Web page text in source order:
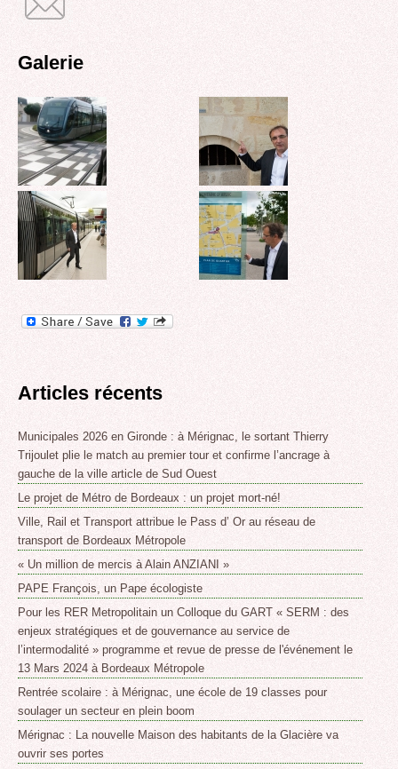
Galerie
Articles récents
Municipales 2026 en Gironde : à Mérignac, le sortant Thierry
Trijoulet plie le match au premier tour et confirme l’ancrage à
gauche de la ville article de Sud Ouest
Le projet de Métro de Bordeaux : un projet mort-né!
Ville, Rail et Transport attribue le Pass d’ Or au réseau de
transport de Bordeaux Métropole
« Un million de mercis à Alain ANZIANI »
PAPE François, un Pape écologiste
Pour les RER Metropolitain un Colloque du GART « SERM : des
enjeux stratégiques et de gouvernance au service de
l’intermodalité » programme et revue de presse de l'événement le
13 Mars 2024 à Bordeaux Métropole
Rentrée scolaire : à Mérignac, une école de 19 classes pour
soulager un secteur en plein boom
Mérignac : La nouvelle Maison des habitants de la Glacière va
ouvrir ses portes